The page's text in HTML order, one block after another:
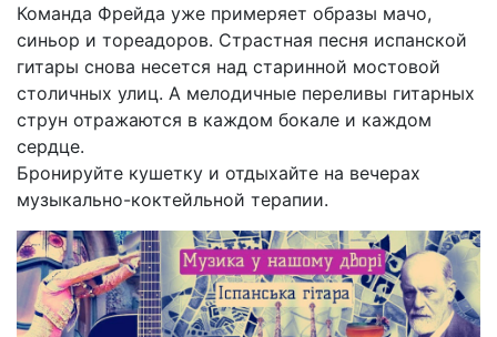
Команда Фрейда уже примеряет образы мачо,
синьор и тореадоров. Страстная песня испанской
гитары снова несется над старинной мостовой
столичных улиц. А мелодичные переливы гитарных
струн отражаются в каждом бокале и каждом
сердце.
Бронируйте кушетку и отдыхайте на вечерах
музыкально-коктейльной терапии.